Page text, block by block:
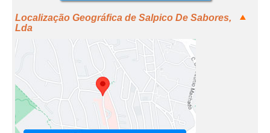
Localização Geográfica de Salpico De Sabores,
Lda